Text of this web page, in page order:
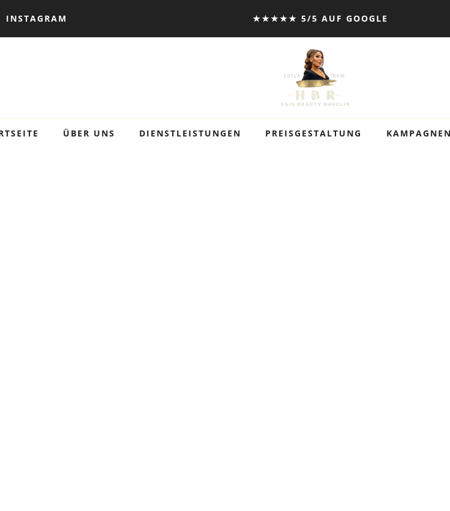
INSTAGRAM ★★★★★ 5/5 AUF GOOGLE
ÜBER UNS DIENSTLEISTUNGEN PREISGESTALTUNG KAMPAGNEN